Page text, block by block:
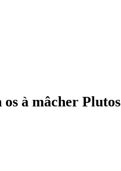
à mâcher Plutos